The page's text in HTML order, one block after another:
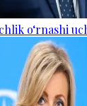
o‘rnashi